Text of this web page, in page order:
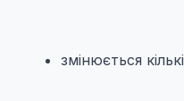
змінюється